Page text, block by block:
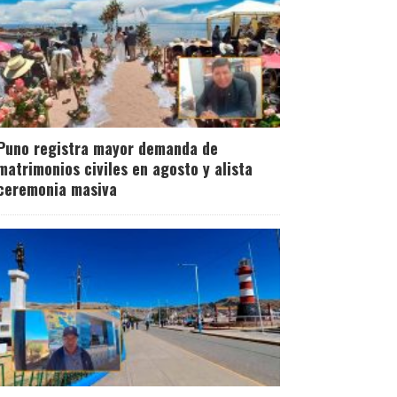
registra mayor demanda de
civiles en agosto y alista
masiva